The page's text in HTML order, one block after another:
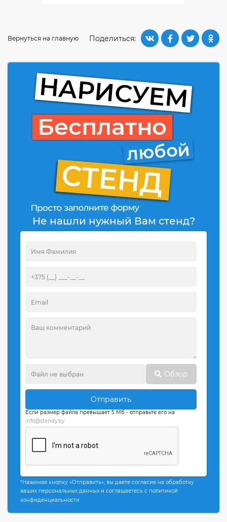
Поделиться:
Вернуться на главную
Не нашли нужный Вам стенд?
Обзор
Отправить
Если размер файла превышает 5 Мб - отправьте его на
info@stendy.by
*Нажимая кнопку «Отправить», вы даете согласие на обработку
ваших персональных данных и соглашаетесь с политикой
конфиденциальности